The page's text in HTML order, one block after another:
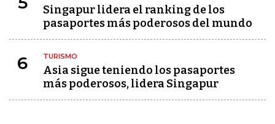
Singapur lidera el ranking de los
pasaportes más poderosos del mundo
6 TURISMO
Asia sigue teniendo los pasaportes
más poderosos, lidera Singapur